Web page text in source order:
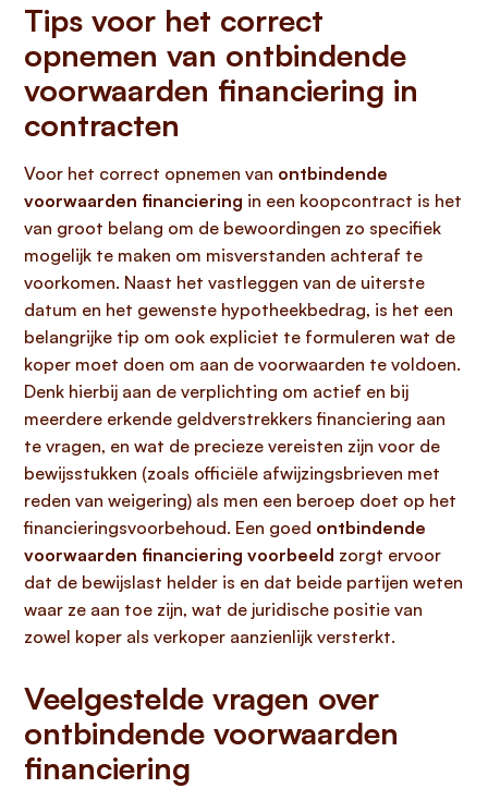
Tips voor het correct
opnemen van ontbindende
voorwaarden financiering in
contracten
Voor het correct opnemen van ontbindende
voorwaarden financiering in een koopcontract is het
van groot belang om de bewoordingen zo specifiek
mogelijk te maken om misverstanden achteraf te
voorkomen. Naast het vastleggen van de uiterste
datum en het gewenste hypotheekbedrag, is het een
belangrijke tip om ook expliciet te formuleren wat de
koper moet doen om aan de voorwaarden te voldoen.
Denk hierbij aan de verplichting om actief en bij
meerdere erkende geldverstrekkers financiering aan
te vragen, en wat de precieze vereisten zijn voor de
bewijsstukken (zoals officiële afwijzingsbrieven met
reden van weigering) als men een beroep doet op het
financieringsvoorbehoud. Een goed ontbindende
voorwaarden financiering voorbeeld zorgt ervoor
dat de bewijslast helder is en dat beide partijen weten
waar ze aan toe zijn, wat de juridische positie van
zowel koper als verkoper aanzienlijk versterkt.
Veelgestelde vragen over
ontbindende voorwaarden
financiering